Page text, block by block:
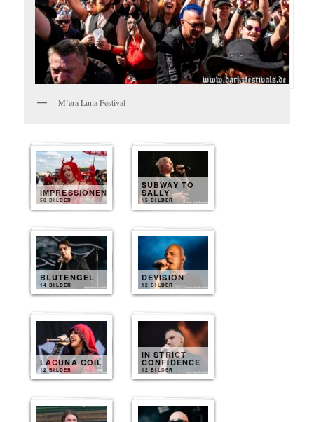
M’era Luna Festival
IMPRESSIONEN
50 BILDER
SUBWAY TO
SALLY
15 BILDER
BLUTENGEL
14 BILDER
DEVISION
12 BILDER
LACUNA COIL
12 BILDER
IN STRICT
CONFIDENCE
12 BILDER